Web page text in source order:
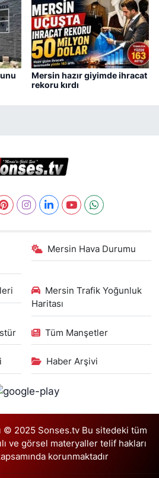
Mersin hazır giyimde ihracat
rekoru kırdı
Mersin Hava Durumu
Mersin Trafik Yoğunluk
Haritası
Tüm Manşetler
Haber Arşivi
© 2025 Sonses.tv Bu sitedeki tüm
ve görsel materyaller telif hakları
korunmaktadır